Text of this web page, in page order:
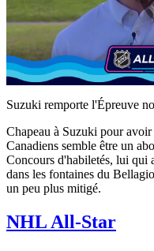
Suzuki remporte l'Épreuve
Chapeau à Suzuki pour
Canadiens semble être un
Concours d'habiletés, lui qui
dans les fontaines du
un peu plus mitigé.
NHL All-Star